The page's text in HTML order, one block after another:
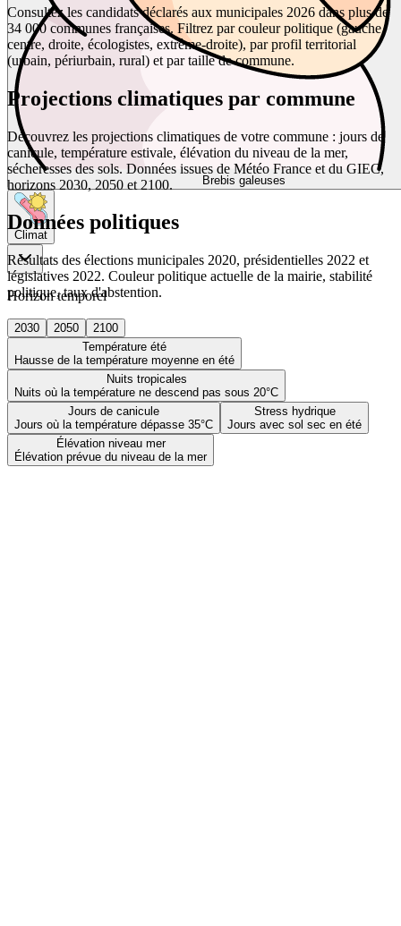
Brebis galeuses
Climat
Horizon temporel
2030 2050
2100
Température été
Hausse de la température moyenne en été
Nuits tropicales
Nuits où la température ne descend pas sous 20°C
Jours de canicule
Jours où la température dépasse 35°C
Stress hydrique
Jours avec sol sec en été
Élévation niveau mer
Élévation prévue du niveau de la mer
Consultez les candidats déclarés aux municipales 2026 dans plus de
34 000 communes françaises. Filtrez par couleur politique (gauche,
centre, droite, écologistes, extrême-droite), par profil territorial
(urbain, périurbain, rural) et par taille de commune.
Projections climatiques par commune
Découvrez les projections climatiques de votre commune : jours de
canicule, température estivale, élévation du niveau de la mer,
sécheresses des sols. Données issues de Météo France et du GIEC,
horizons 2030, 2050 et 2100.
Données politiques
Résultats des élections municipales 2020, présidentielles 2022 et
législatives 2022. Couleur politique actuelle de la mairie, stabilité
politique, taux d'abstention.